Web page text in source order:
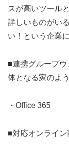
スが高いツール
詳しいものがい
い！という企業
■連携グループ
体となる家のよ
・Office 365
■対応オンライ